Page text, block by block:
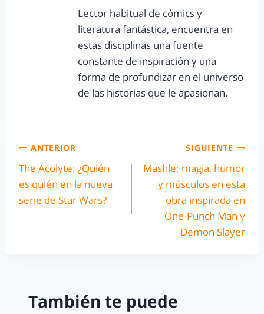
Lector habitual de cómics y
literatura fantástica, encuentra en
estas disciplinas una fuente
constante de inspiración y una
forma de profundizar en el universo
de las historias que le apasionan.
ANTERIOR
The Acolyte: ¿Quién
es quién en la nueva
serie de Star Wars?
SIGUIENTE
Mashle: magia, humor
y músculos en esta
obra inspirada en
One-Punch Man y
Demon Slayer
También te puede